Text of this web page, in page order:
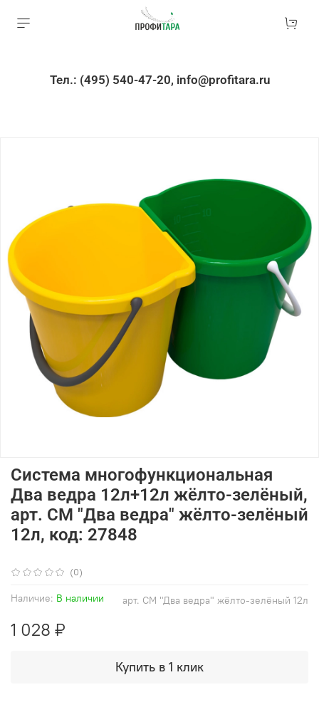
Тел.: (495) 540-47-20, info@profitara.ru
(0)
арт. СМ "Два ведра" жёлто-зелёный 12л
Наличие: В наличии
Система многофункциональная
Два ведра 12л+12л жёлто-зелёный,
арт. СМ "Два ведра" жёлто-зелёный
12л, код: 27848
1 028 ₽
Купить в 1 клик